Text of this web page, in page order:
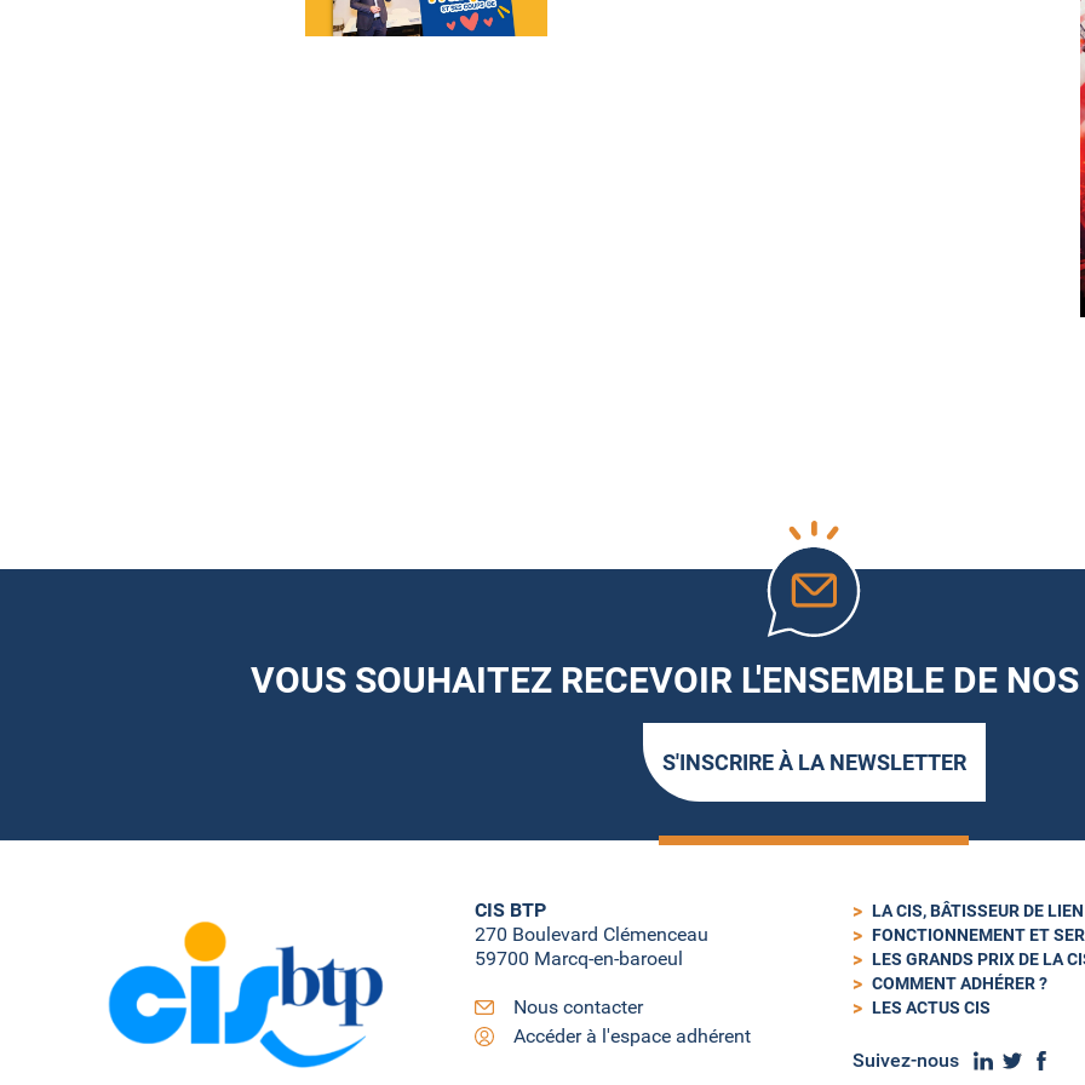
VOUS SOUHAITEZ RECEVOIR L'ENSEMBLE DE
S'INSCRIRE À LA NEWSLETTER
CIS BTP
270 Boulevard Clémenceau
59700 Marcq-en-baroeul
Nous contacter
Accéder à l'espace adhérent
LA CIS, BÂTISSEUR DE
FONCTIONNEMENT ET
LES GRANDS PRIX DE LA
COMMENT ADHÉRER ?
LES ACTUS CIS
Suivez-nous